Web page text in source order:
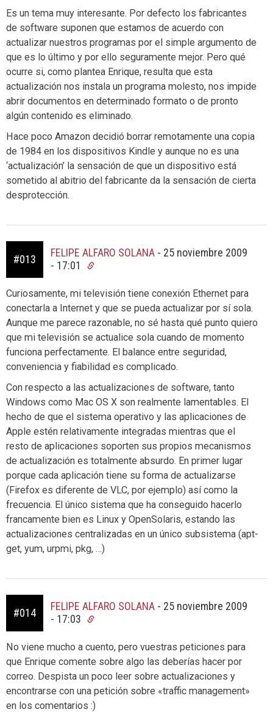
Es un tema muy interesante. Por defecto los fabricantes
de software suponen que estamos de acuerdo con
actualizar nuestros programas por el simple argumento de
que es lo último y por ello seguramente mejor. Pero qué
ocurre si, como plantea Enrique, resulta que esta
actualización nos instala un programa molesto, nos impide
abrir documentos en determinado formato o de pronto
algún contenido es eliminado.
Hace poco Amazon decidió borrar remotamente una copia
de 1984 en los dispositivos Kindle y aunque no es una
‘actualización’ la sensación de que un dispositivo está
sometido al abitrio del fabricante da la sensación de cierta
desprotección.
#013
FELIPE ALFARO SOLANA - 25 noviembre 2009
- 17:01
Curiosamente, mi televisión tiene conexión Ethernet para
conectarla a Internet y que se pueda actualizar por sí sola.
Aunque me parece razonable, no sé hasta qué punto quiero
que mi televisión se actualice sola cuando de momento
funciona perfectamente. El balance entre seguridad,
conveniencia y fiabilidad es complicado.
Con respecto a las actualizaciones de software, tanto
Windows como Mac OS X son realmente lamentables. El
hecho de que el sistema operativo y las aplicaciones de
Apple estén relativamente integradas mientras que el
resto de aplicaciones soporten sus propios mecanismos
de actualización es totalmente absurdo. En primer lugar
porque cada aplicación tiene su forma de actualizarse
(Firefox es diferente de VLC, por ejemplo) así como la
frecuencia. El único sistema que ha conseguido hacerlo
francamente bien es Linux y OpenSolaris, estando las
actualizaciones centralizadas en un único subsistema (apt-
get, yum, urpmi, pkg, …)
#014
FELIPE ALFARO SOLANA - 25 noviembre 2009
- 17:03
No viene mucho a cuento, pero vuestras peticiones para
que Enrique comente sobre algo las deberías hacer por
correo. Despista un poco leer sobre actualizaciones y
encontrarse con una petición sobre «traffic management»
en los comentarios :)